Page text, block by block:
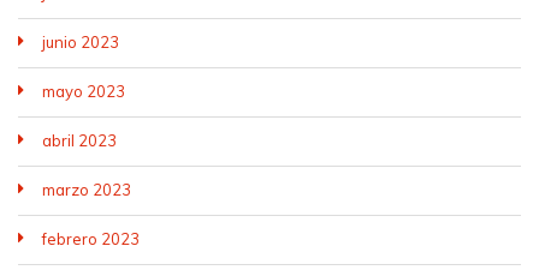
junio 2023
mayo 2023
abril 2023
marzo 2023
febrero 2023